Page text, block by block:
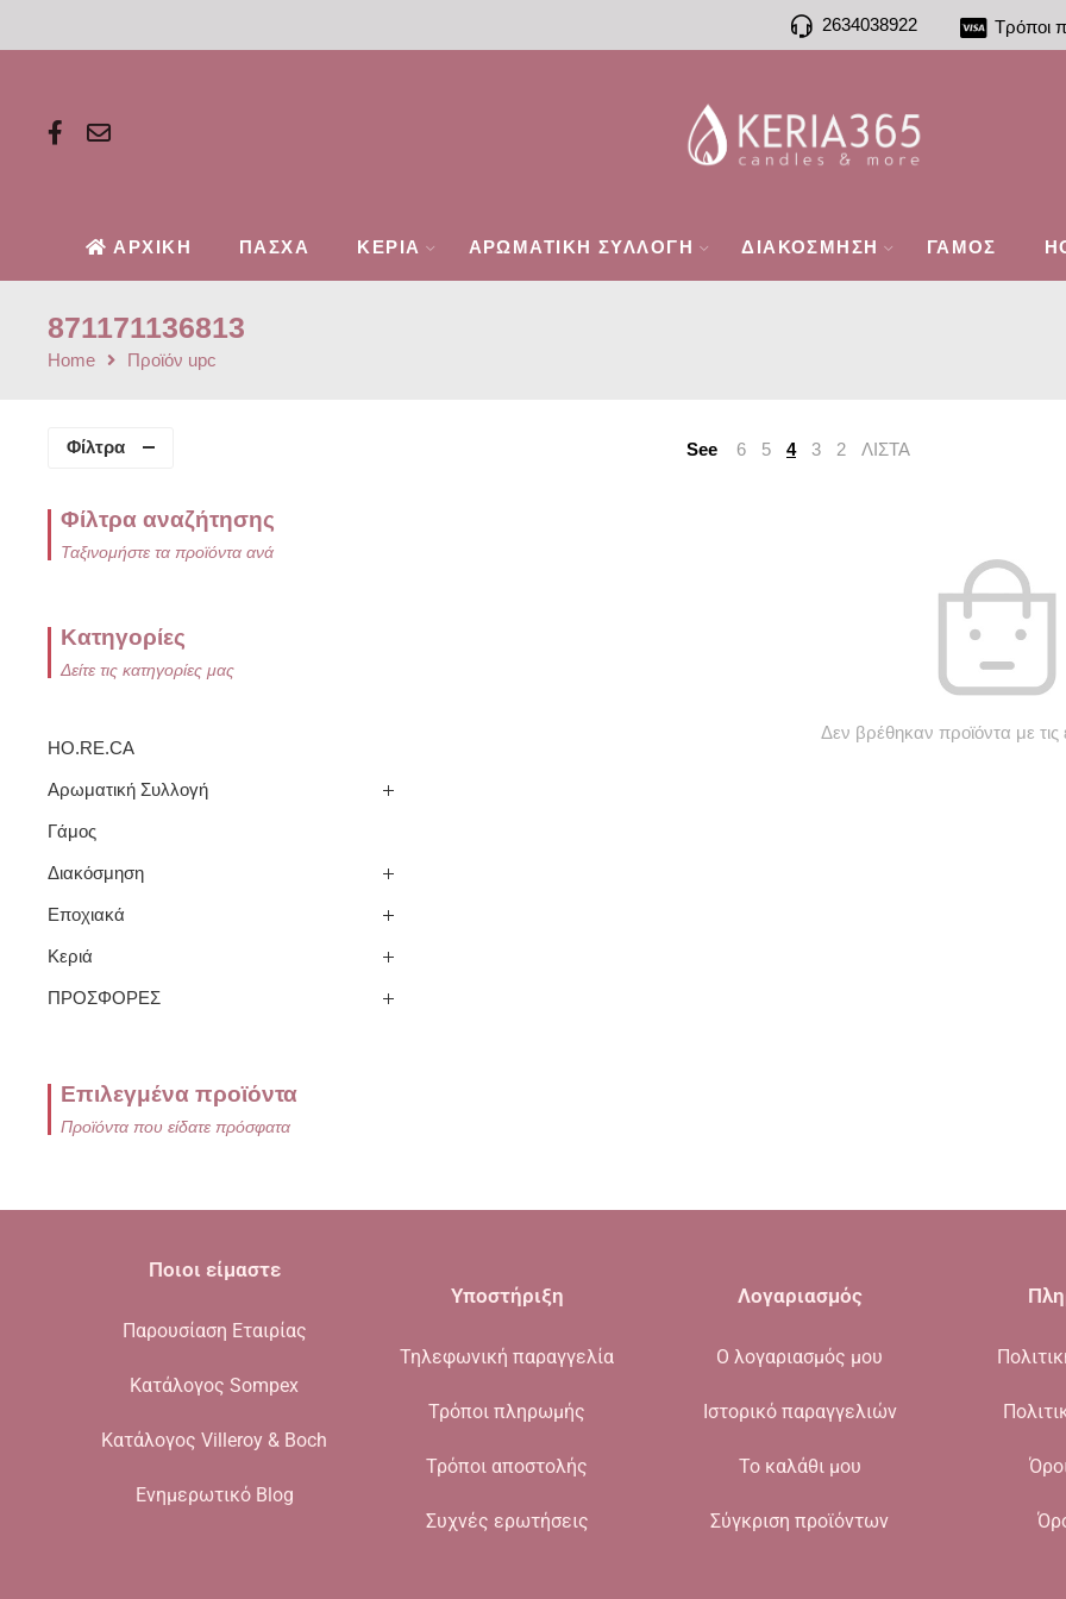
2634038922 Τρόποι
ΑΡΧΙΚΗ ΠΑΣΧΑ ΚΕΡΙΑ ΑΡΩΜΑΤΙΚΗ ΣΥΛΛΟΓΗ ΔΙΑΚΟΣΜΗΣΗ ΓΑΜΟΣ
871171136813
Home Προϊόν upc
Φίλτρα See 6 5 4 3 2 ΛΙΣΤΑ
Δεν βρέθηκαν προϊόντα με τις
Φίλτρα αναζήτησης
Ταξινομήστε τα προϊόντα ανά
Κατηγορίες
Δείτε τις κατηγορίες μας
HO.RE.CA
Αρωματική Συλλογή
Γάμος
Διακόσμηση
Εποχιακά
Κεριά
ΠΡΟΣΦΟΡΕΣ
Επιλεγμένα προϊόντα
Προϊόντα που είδατε πρόσφατα
Ποιοι είμαστε
Παρουσίαση Εταιρίας
Κατάλογος Sompex
Κατάλογος Villeroy & Boch
Ενημερωτικό Blog
Υποστήριξη
Τηλεφωνική παραγγελία
Τρόποι πληρωμής
Τρόποι αποστολής
Συχνές ερωτήσεις
Λογαριασμός
Ο λογαριασμός μου
Ιστορικό παραγγελιών
Το καλάθι μου
Σύγκριση προϊόντων